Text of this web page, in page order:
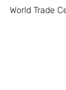
World Trade